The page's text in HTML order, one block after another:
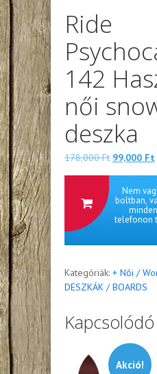
Ride
142
női
deszka
178,000Ft Eredeti
178,000 Ft.
99,000 Ft
Nem
boltban,
telefonon
Kategóriák: + Női /
DESZKÁK / BOARDS
Akció!